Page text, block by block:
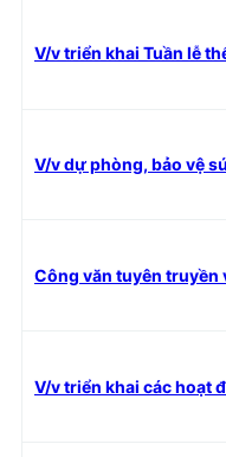
V/v triển khai Tuần lễ
V/v dự phòng, bảo vệ
Công văn tuyên truyền
V/v triển khai các hoạt